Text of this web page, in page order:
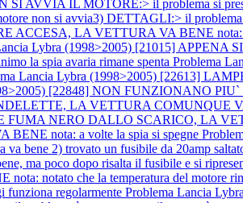
AVVIA IL MOTORE:> il problema si
non si avvia3) DETTAGLI:> il
ACCESA, LA VETTURA VA BENE nota:
Lybra (1998>2005) [21015]
la spia avaria rimane spenta Problema
Lancia Lybra (1998>2005) [22613]
[22848] NON FUNZIONANO
LA VETTURA COMUNQUE VA
E FUMA NERO DALLO SCARICO, LA
nota: a volte la spia si spegne
bene 2) trovato un fusibile da 20amp
ma poco dopo risalta il fusibile e si
notato che la temperatura del motore
regolarmente Problema Lancia